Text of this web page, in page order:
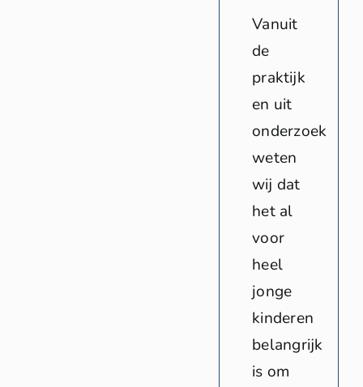
Vanuit
de
praktijk
en uit
onderzoek
weten
wij dat
het al
voor
heel
jonge
kinderen
belangrijk
is om